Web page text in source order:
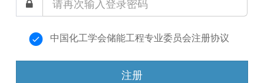
中国化工学会储能工程专业委员会注册协议
注册